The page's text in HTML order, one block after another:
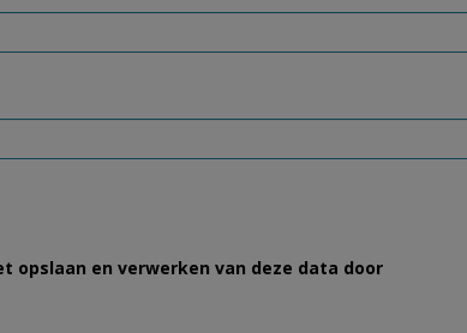
opslaan en verwerken van deze data door